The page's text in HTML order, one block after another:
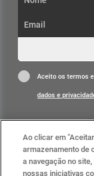
Aceito os termos
dados e
Ao clicar em
armazenamento de
a navegação no
nossas iniciativas